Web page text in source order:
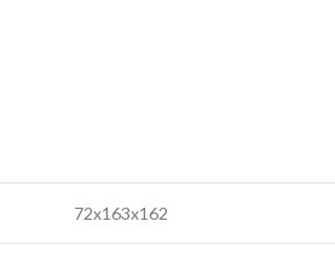
72x163x162